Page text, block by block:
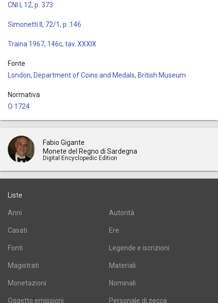
CNI I, 12, p. 373
Simonetti II, 72/1, p. 146
Traina 1967, 146c, tav. XXXIX
Fonte
London, Department of Coins and Medals, British Museum
Normativa
O 1724
Fabio Gigante
Monete del Regno di Sardegna
Digital Encyclopedic Edition
Liste
Anni Autorità
Casati Ere
Fonti Legende e iscrizioni
Magistrati Materiali
Monetazioni Nominali
Oggetto emissioni Personale di zecca